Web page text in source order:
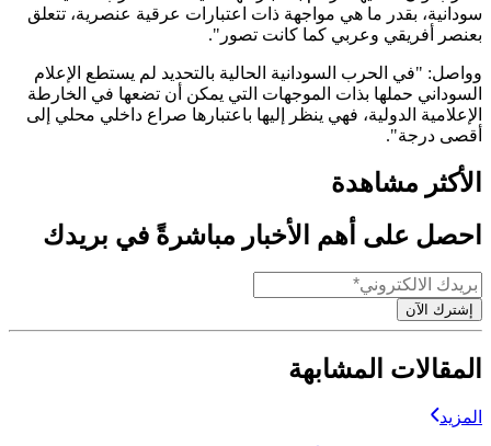
سودانية، بقدر ما هي مواجهة ذات اعتبارات عرقية عنصرية، تتعلق
بعنصر أفريقي وعربي كما كانت تصور".
وواصل: "في الحرب السودانية الحالية بالتحديد لم يستطع الإعلام
السوداني حملها بذات الموجهات التي يمكن أن تضعها في الخارطة
الإعلامية الدولية، فهي ينظر إليها باعتبارها صراع داخلي محلي إلى
أقصى درجة".
الأكثر مشاهدة
احصل على أهم الأخبار مباشرةً في بريدك
إشترك الآن
المقالات المشابهة
المزيد